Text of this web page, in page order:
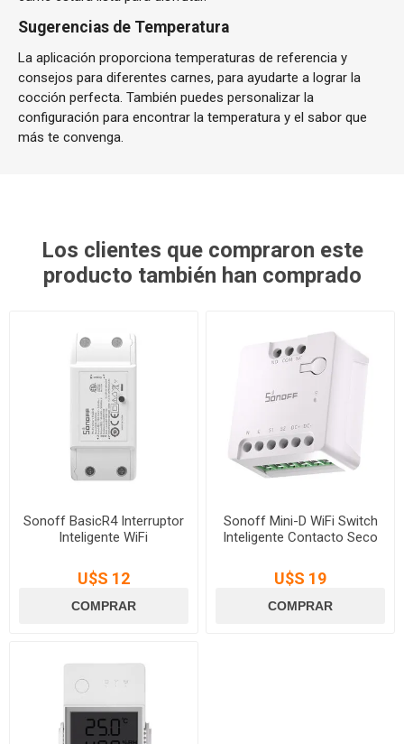
Sugerencias de Temperatura
La aplicación proporciona temperaturas de referencia y
consejos para diferentes carnes, para ayudarte a lograr la
cocción perfecta. También puedes personalizar la
configuración para encontrar la temperatura y el sabor que
más te convenga.
Los clientes que compraron este
producto también han comprado
Sonoff BasicR4 Interruptor
Inteligente WiFi
U$S 12
Sonoff Mini-D WiFi Switch
Inteligente Contacto Seco
U$S 19